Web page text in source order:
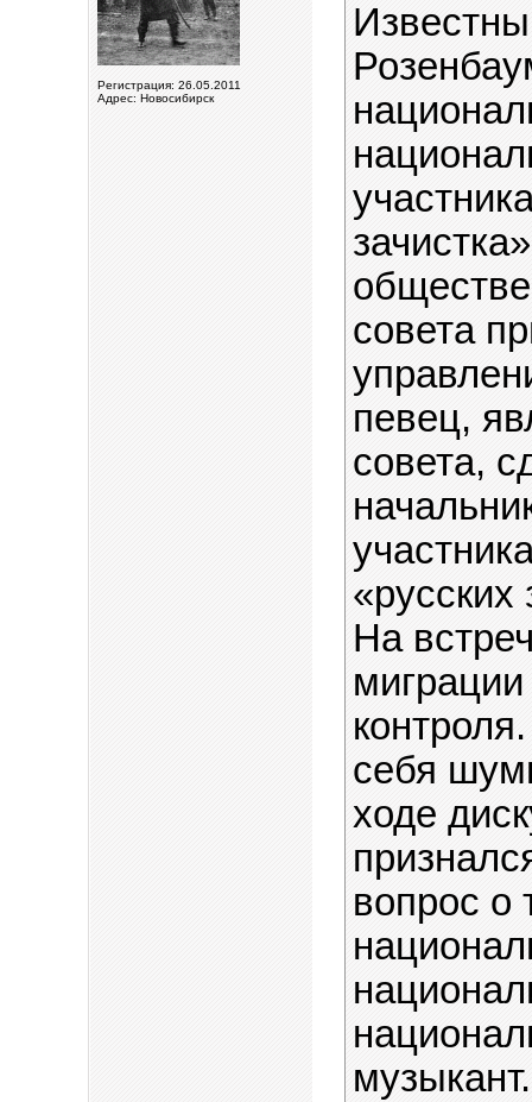
Регистрация: 26.05.2011
Адрес: Новосибирск
совета
певец,
совета,
«русских
На
себя
ходе
вопрос о